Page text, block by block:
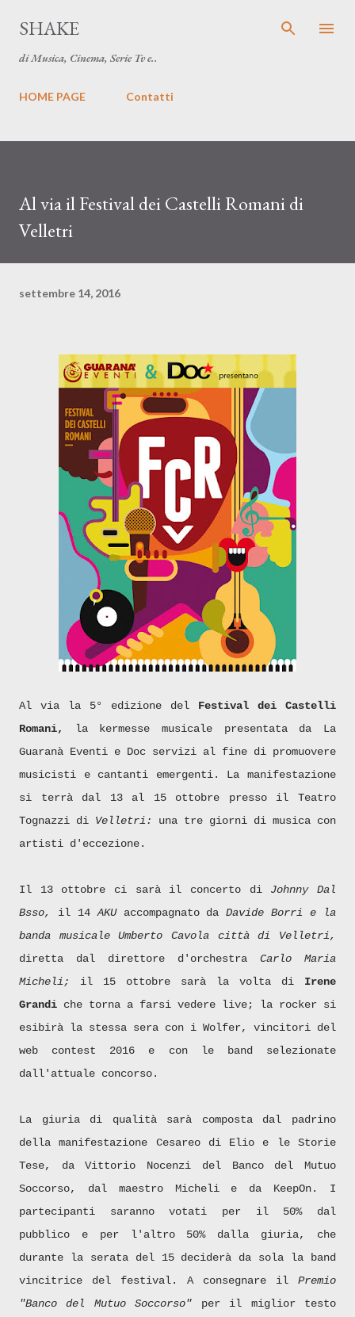
SHAKE
di Musica, Cinema, Serie Tv e..
HOME PAGE Contatti
Al via il Festival dei Castelli Romani di
Velletri
settembre 14, 2016
Al via la 5° edizione del Festival dei Castelli
Romani,
la kermesse musicale presentata da La
Guaranà Eventi e Doc servizi al fine di promuovere
musicisti e cantanti emergenti. La manifestazione
si terrà dal 13 al 15 ottobre presso il Teatro
Tognazzi di Velletri: una tre giorni di musica con
artisti d'eccezione.
Il 13 ottobre ci sarà il concerto di Johnny Dal
Bsso,
il 14AKU accompagnato daDavide Borri e la
banda musicale Umberto Cavola città di Velletri,
diretta dal direttore d'orchestra Carlo Maria
Micheli; il 15 ottobre sarà la volta di Irene
Grandi che torna a farsi vedere live; la rocker si
esibirà la stessa sera con i Wolfer, vincitori del
web contest 2016 e con le band selezionate
dall'attuale concorso.
La giuria di qualità sarà composta dal padrino
della manifestazione Cesareo di Elio e le Storie
Tese, da Vittorio Nocenzi del Banco del Mutuo
Soccorso, dal maestro Micheli e da KeepOn. I
partecipanti saranno votati per il 50% dal
pubblico e per l'altro 50% dalla giuria, che
durante la serata del 15 deciderà da sola la band
vincitrice del festival. A consegnare il Premio
"Banco del Mutuo Soccorso" per il miglior testo